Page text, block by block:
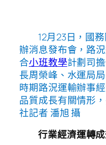
12月23日，國
辦消息發布會，路
合小班教學計劃司
長周榮峰、水運局
時期路況運輸辦事
品質成長有關情形
社記者 潘旭 攝
行業經濟運轉